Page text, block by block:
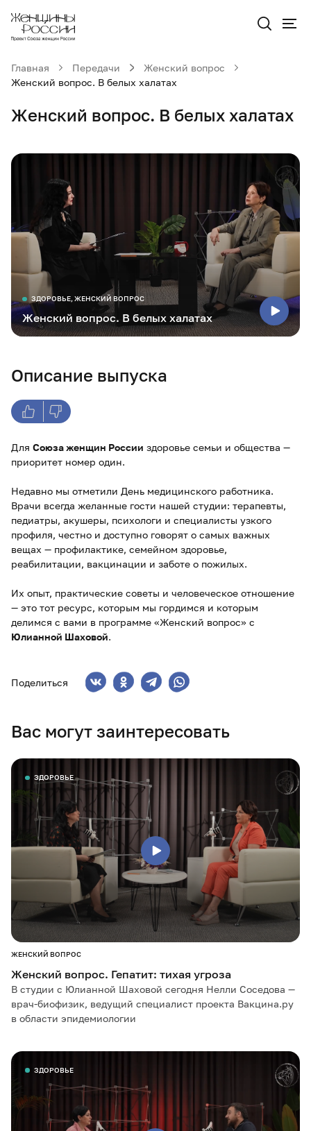
Главная Передачи
Женский вопрос
Женский вопрос. В белых халатах
Женский вопрос. В белых халатах
ЗДОРОВЬЕ, ЖЕНСКИЙ ВОПРОС
Женский вопрос. В белых халатах
Описание выпуска
Для Союза женщин России здоровье семьи и общества —
приоритет номер один.
Недавно мы отметили День медицинского работника.
Врачи всегда желанные гости нашей студии: терапевты,
педиатры, акушеры, психологи и специалисты узкого
профиля, честно и доступно говорят о самых важных
вещах — профилактике, семейном здоровье,
реабилитации, вакцинации и заботе о пожилых.
Их опыт, практические советы и человеческое отношение
— это тот ресурс, которым мы гордимся и которым
делимся с вами в программе «Женский вопрос» с
Юлианной Шаховой.
Поделиться
Вас могут заинтересовать
ЗДОРОВЬЕ
ЖЕНСКИЙ ВОПРОС
Женский вопрос. Гепатит: тихая угроза
В студии с Юлианной Шаховой сегодня Нелли Соседова —
врач-биофизик, ведущий специалист проекта Вакцина.ру
в области эпидемиологии
ЗДОРОВЬЕ